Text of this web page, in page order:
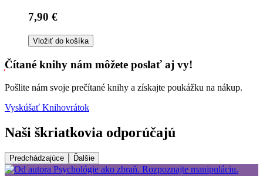
7,90 €
Vložiť do košíka
Čítané knihy nám môžete poslať aj vy!
Pošlite nám svoje prečítané knihy a získajte poukážku na nákup.
Vyskúšať Knihovrátok
Naši škriatkovia odporúčajú
Predchádzajúce Ďalšie